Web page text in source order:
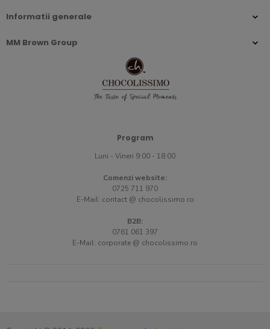
Informatii generale
MM Brown Group
Program
Luni - Vineri 9:00 - 18:00
Comenzi website:
0725 711 970
E-Mail: contact @ chocolissimo.ro
B2B:
0761 061 397
E-Mail: corporate @ chocolissimo.ro